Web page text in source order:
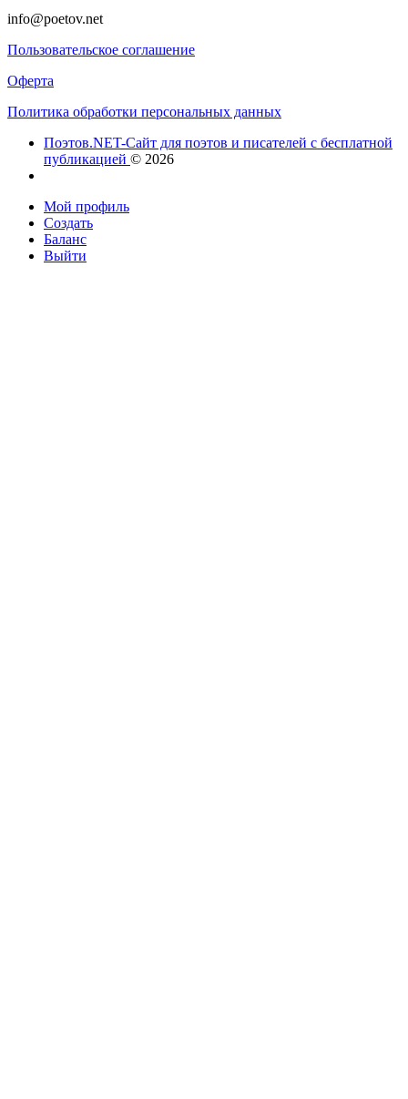
info@poetov.net
Пользовательское соглашение
Оферта
Политика обработки персональных данных
Поэтов.NET-Сайт для поэтов и писателей с бесплатной
публикацией © 2026
Мой профиль
Создать
Баланс
Выйти